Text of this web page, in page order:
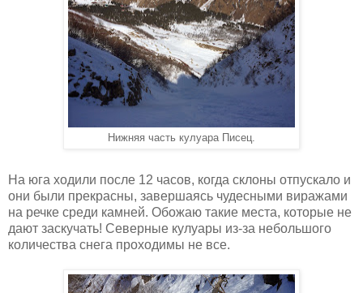
Нижняя часть кулуара Писец.
На юга ходили после 12 часов, когда склоны отпускало и
они были прекрасны, завершаясь чудесными виражами
на речке среди камней. Обожаю такие места, которые не
дают заскучать! Северные кулуары из-за небольшого
количества снега проходимы не все.